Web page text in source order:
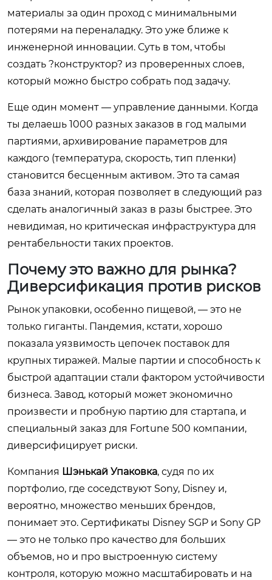
материалы за один проход с минимальными
потерями на переналадку. Это уже ближе к
инженерной инновации. Суть в том, чтобы
создать ?конструктор? из проверенных слоев,
который можно быстро собрать под задачу.
Еще один момент — управление данными. Когда
ты делаешь 1000 разных заказов в год малыми
партиями, архивирование параметров для
каждого (температура, скорость, тип пленки)
становится бесценным активом. Это та самая
база знаний, которая позволяет в следующий раз
сделать аналогичный заказ в разы быстрее. Это
невидимая, но критическая инфраструктура для
рентабельности таких проектов.
Почему это важно для рынка?
Диверсификация против рисков
Рынок упаковки, особенно пищевой, — это не
только гиганты. Пандемия, кстати, хорошо
показала уязвимость цепочек поставок для
крупных тиражей. Малые партии и способность к
быстрой адаптации стали фактором устойчивости
бизнеса. Завод, который может экономично
произвести и пробную партию для стартапа, и
специальный заказ для Fortune 500 компании,
диверсифицирует риски.
Компания Шэнькай Упаковка, судя по их
портфолио, где соседствуют Sony, Disney и,
вероятно, множество меньших брендов,
понимает это. Сертификаты Disney SGP и Sony GP
— это не только про качество для больших
объемов, но и про выстроенную систему
контроля, которую можно масштабировать и на